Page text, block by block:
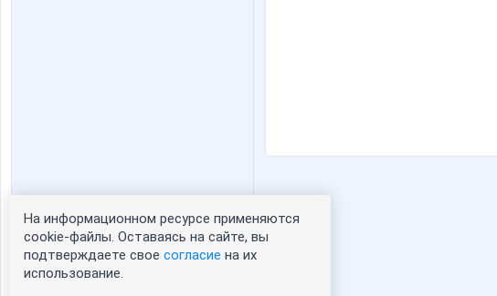
Статистика портрета:
сейчас просматривают портрет - 0
зарегистрированные пользователи
На информационном ресурсе применяются
cookie-файлы. Оставаясь на сайте, вы
подтверждаете свое согласие на их
использование.